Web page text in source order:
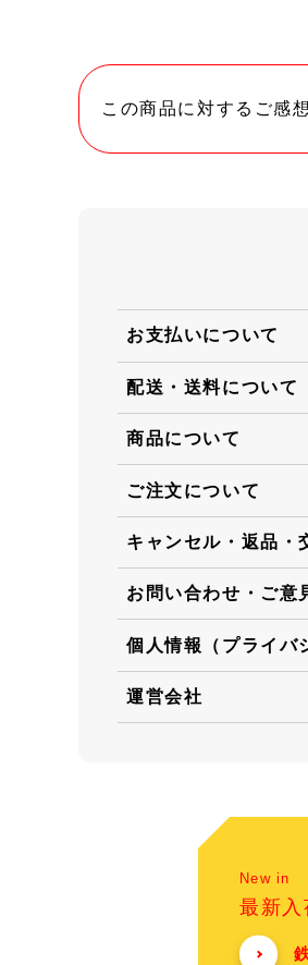
この商品に対するご感
お支払いについて
配送・送料について
商品について
ご注文について
キャンセル・返品・
お問い合わせ・ご意
個人情報（プライバ
運営会社
New in
最新入